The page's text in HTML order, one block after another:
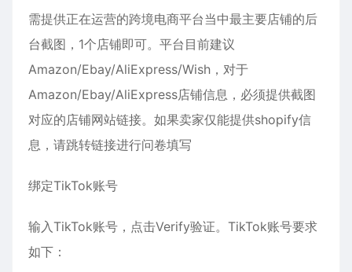
需提供正在运营的跨境电商平台当中最主要店铺的后
台截图，1个店铺即可。平台目前建议
Amazon/Ebay/AliExpress/Wish，对于
Amazon/Ebay/AliExpress店铺信息，必须提供截图
对应的店铺网站链接。如果卖家仅能提供shopify信
息，请跳转链接进行问卷填写
绑定TikTok账号
输入TikTok账号，点击Verify验证。TikTok账号要求
如下：